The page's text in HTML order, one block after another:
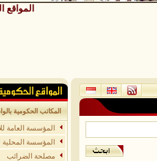
المكاتب الحكومية
المؤسسة العامة
المؤسسة
مصلحة الضرائب